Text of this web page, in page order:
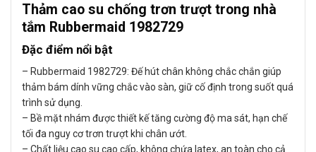
Thảm cao su chống trơn trượt trong nhà
tắm Rubbermaid 1982729
Đặc điểm nổi bật
– Rubbermaid 1982729: Đế hút chân không chắc chắn giúp
thảm bám dính vững chắc vào sàn, giữ cố định trong suốt quá
trình sử dụng.
– Bề mặt nhám được thiết kế tăng cường độ ma sát, hạn chế
tối đa nguy cơ trơn trượt khi chân ướt.
– Chất liệu cao su cao cấp, không chứa latex, an toàn cho cả